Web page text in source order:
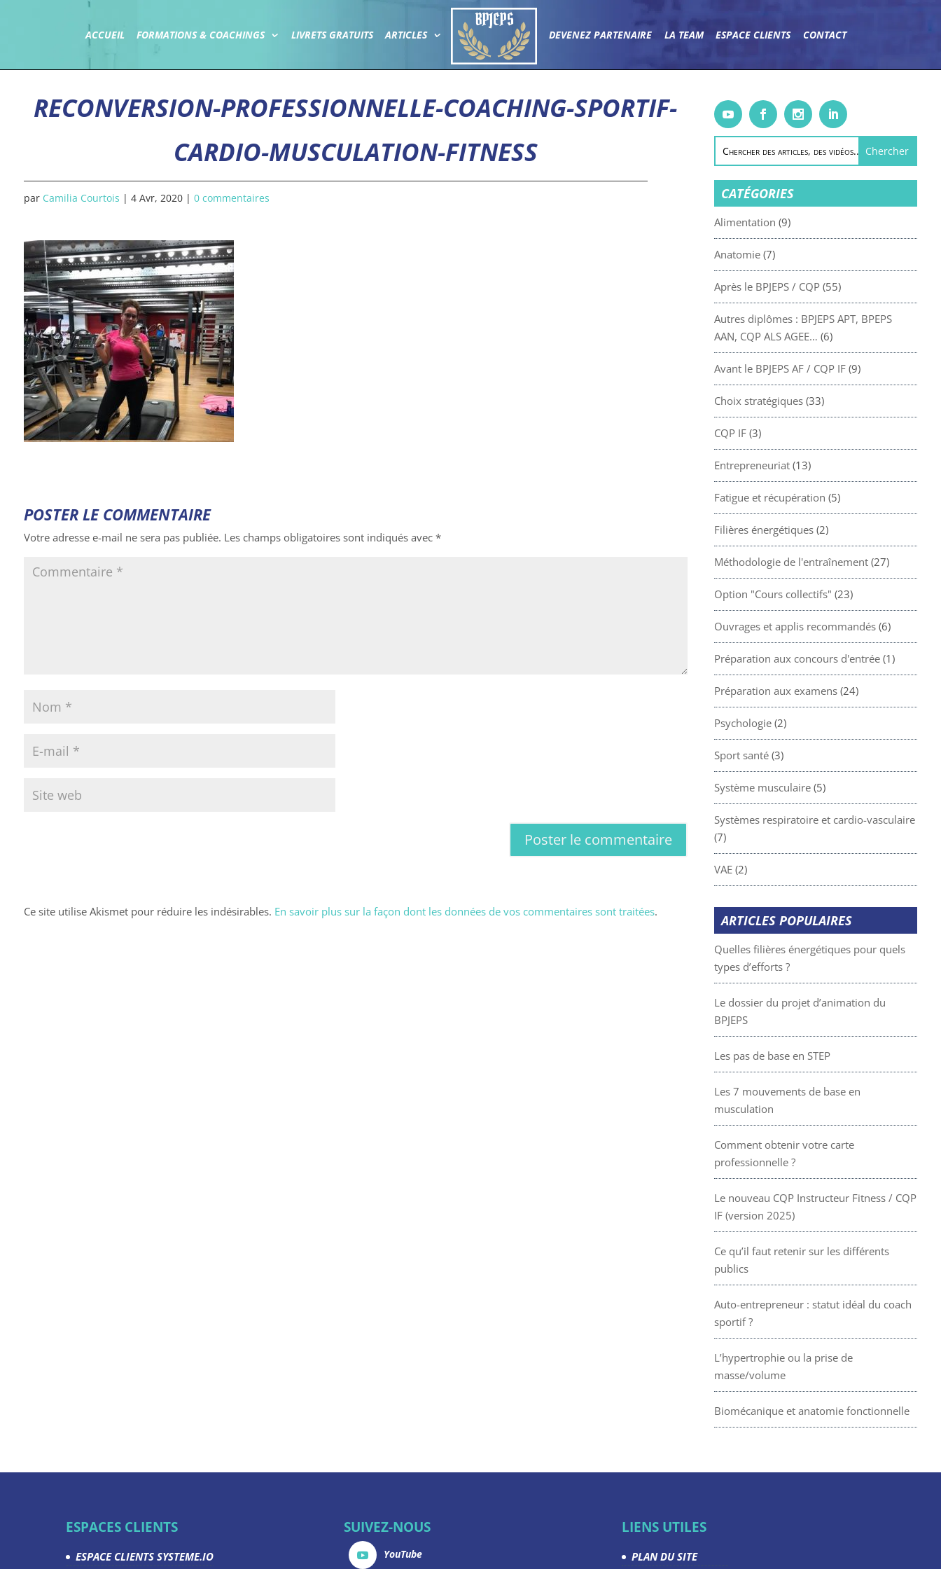
ACCUEIL FORMATIONS & COACHINGS LIVRETS GRATUITS ARTICLES DEVENEZ PARTENAIRE LA TEAM ESPACE CLIENTS CONTACT
RECONVERSION-PROFESSIONNELLE-COACHING-SPORTIF-
CARDIO-MUSCULATION-FITNESS
par Camilia Courtois | 4 Avr, 2020| 0 commentaires
POSTER LE COMMENTAIRE
Votre adresse e-mail ne sera pas publiée. Les champs obligatoires sont indiqués avec *
Ce site utilise Akismet pour réduire les indésirables. En savoir plus sur la façon dont les données de vos commentaires sont traitées.
CATÉGORIES
Alimentation (9)
Anatomie(7)
Après le BPJEPS / CQP(55)
Autres diplômes : BPJEPS APT, BPEPS
AAN, CQP ALS AGEE… (6)
Avant le BPJEPS AF / CQP IF(9)
Choix stratégiques(33)
CQP IF(3)
Entrepreneuriat(13)
Fatigue et récupération (5)
Filières énergétiques(2)
Méthodologie de l'entraînement(27)
Option "Cours collectifs" (23)
Ouvrages et applis recommandés(6)
Préparation aux concours d'entrée(1)
Préparation aux examens(24)
Psychologie(2)
Sport santé(3)
Système musculaire(5)
Systèmes respiratoire et cardio-vasculaire
(7)
VAE(2)
ARTICLES POPULAIRES
Quelles filières énergétiques pour quels
types d’efforts ?
Le dossier du projet d’animation du
BPJEPS
Les pas de base en STEP
Les 7 mouvements de base en
musculation
Comment obtenir votre carte
professionnelle ?
Le nouveau CQP Instructeur Fitness / CQP
IF (version 2025)
Ce qu’il faut retenir sur les différents
publics
Auto-entrepreneur : statut idéal du coach
sportif ?
L’hypertrophie ou la prise de
masse/volume
Biomécanique et anatomie fonctionnelle
ESPACES CLIENTS
ESPACE CLIENTS SYSTEME.IO
SUIVEZ-NOUS
YouTube
LIENS UTILES
PLAN DU SITE